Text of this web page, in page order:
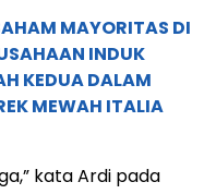
MAYORITAS DI
INDUK
KEDUA DALAM
MEWAH ITALIA
kata Ardi pada